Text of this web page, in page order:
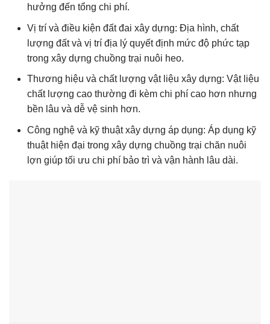
hưởng đến tổng chi phí.
Vị trí và điều kiện đất đai xây dựng: Địa hình, chất
lượng đất và vị trí địa lý quyết định mức độ phức tạp
trong xây dựng chuồng trại nuôi heo.
Thương hiệu và chất lượng vật liệu xây dựng: Vật liệu
chất lượng cao thường đi kèm chi phí cao hơn nhưng
bền lâu và dễ vệ sinh hơn.
Công nghệ và kỹ thuật xây dựng áp dụng: Áp dụng kỹ
thuật hiện đại trong xây dựng chuồng trại chăn nuôi
lợn giúp tối ưu chi phí bảo trì và vận hành lâu dài.